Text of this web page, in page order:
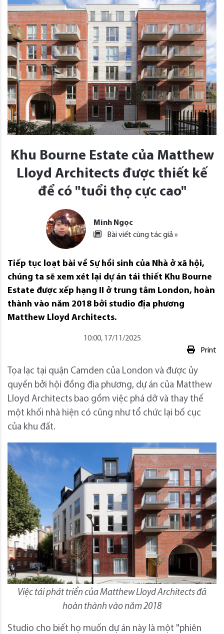
Khu Bourne Estate của Matthew
Lloyd Architects được thiết kế
để có "tuổi thọ cực cao"
Minh Ngọc
Bài viết cùng tác giả »
Tiếp tục loạt bài về Sự hồi sinh của Nhà ở xã hội,
chúng ta sẽ xem xét lại dự án tái thiết Khu Bourne
Estate được xếp hạng II ở trung tâm London, hoàn
thành vào năm 2018 bởi studio địa phương
Matthew Lloyd Architects.
10:00, 17/11/2025
Print
Tọa lạc tại quận Camden của London và được ủy
quyền bởi hội đồng địa phương, dự án của Matthew
Lloyd Architects bao gồm việc phá dỡ và thay thế
một khối nhà hiện có cũng như tổ chức lại bố cục
của khu đất.
Việc tái phát triển của Matthew Lloyd Architects đã
hoàn thành vào năm 2018
Studio cho biết họ muốn dự án này là một "phiên